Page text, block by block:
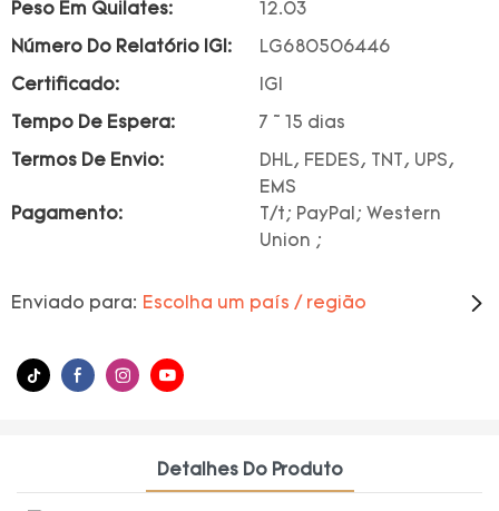
Peso Em Quilates: 12.03
Número Do Relatório IGI: LG680506446
Certificado: IGI
Tempo De Espera: 7 ~ 15 dias
Termos De Envio:
DHL, FEDES, TNT, UPS,
EMS
Pagamento:
T/t; PayPal; Western
Union ;
Enviado para: Escolha um país / região
Detalhes Do Produto